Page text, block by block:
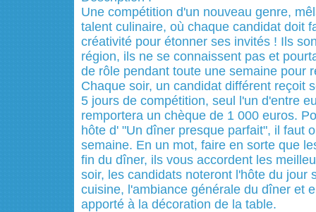
Une compétition d'un nouveau genre,
talent culinaire, où chaque candidat doit
créativité pour étonner ses invités ! Ils
région, ils ne se connaissent pas et
de rôle pendant toute une semaine pour
Chaque soir, un candidat différent reçoit
5 jours de compétition, seul l'un d'entre
remportera un chèque de 1 000 euros.
hôte d' "Un dîner presque parfait", il faut
semaine. En un mot, faire en sorte que
fin du dîner, ils vous accordent les
soir, les candidats noteront l'hôte du jour
cuisine, l'ambiance générale du dîner et
apporté à la décoration de la table.